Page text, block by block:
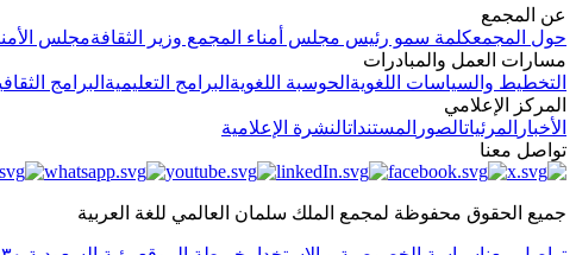
عن المجمع
حول المجمعكلمة سمو رئيس مجلس أمناء المجمع وزير الثقافةمجلس
مسارات العمل والمبادرات
التخطيط والسياسات اللغوية الحوسبة اللغوية البرامج التعليمية البرامج
المركز الإعلامي
الأخبار المرئياتالصور المستنداتالنشرة الإعلامية
تواصل معنا
جميع الحقوق محفوظة لمجمع الملك سلمان العالمي للغة العربية